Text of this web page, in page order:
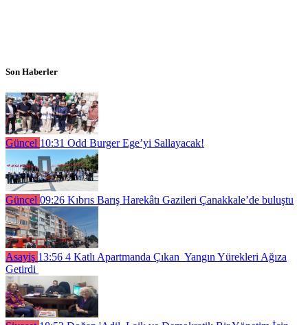
Son Haberler
Güncel 10:31 Odd Burger Ege’yi Sallayacak!
Güncel 09:26 Kıbrıs Barış Harekâtı Gazileri Çanakkale’de buluştu
Asayiş 13:56 4 Katlı Apartmanda Çıkan Yangın Yürekleri Ağıza
Getirdi